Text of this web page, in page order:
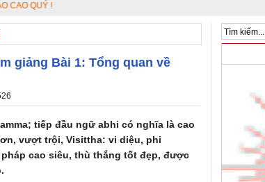
!
giảng Bài 1: Tổng quan về
tiếp đầu ngữ abhi có nghĩa là cao
vượt trội, Visittha: vi diệu, phi
cao siêu, thù thắng tốt đẹp, được